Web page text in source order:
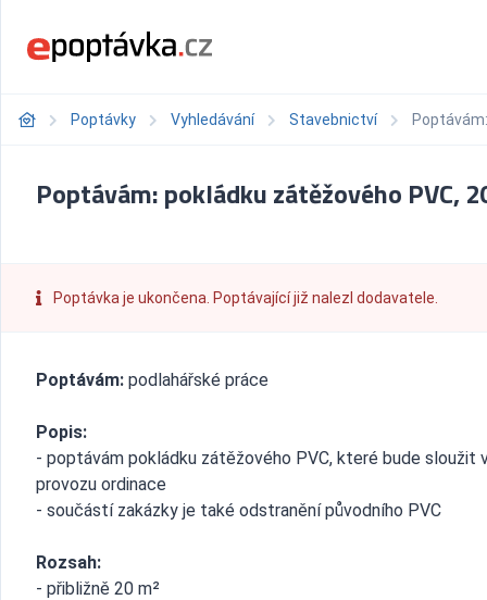
Poptávky Vyhledávání Stavebnictví
Poptávám: pokládku zátěžového PVC,
Poptávka je ukončena. Poptávající již nalezl dodavatele.
Poptávám: podlahářské práce
Popis:
- poptávám pokládku zátěžového PVC, které bude sloužit
provozu ordinace
- součástí zakázky je také odstranění původního PVC
Rozsah:
- přibližně 20 m²